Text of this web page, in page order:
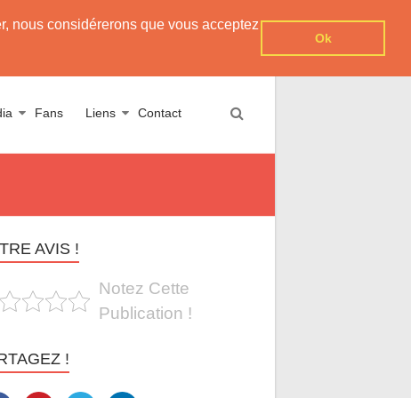
nous considérerons que vous acceptez
Ok
Fans Liens Contact
AVIS !
Notez Cette
Publication !
!